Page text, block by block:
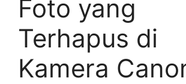
Foto yang
Terhapus di
Kamera